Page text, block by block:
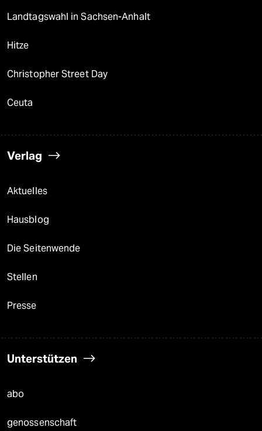
Landtagswahl in Sachsen-Anhalt
Hitze
Christopher Street Day
Ceuta
Verlag
Aktuelles
Hausblog
Die Seitenwende
Stellen
Presse
Unterstützen
abo
genossenschaft